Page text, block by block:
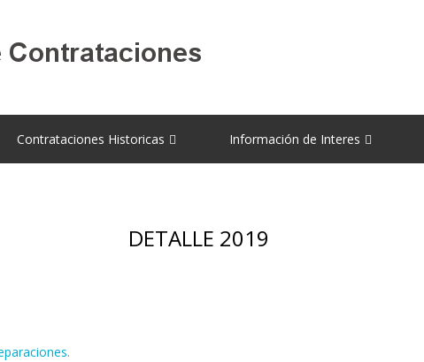
Contrataciones Historicas Información de Interes
DETALLE 2019